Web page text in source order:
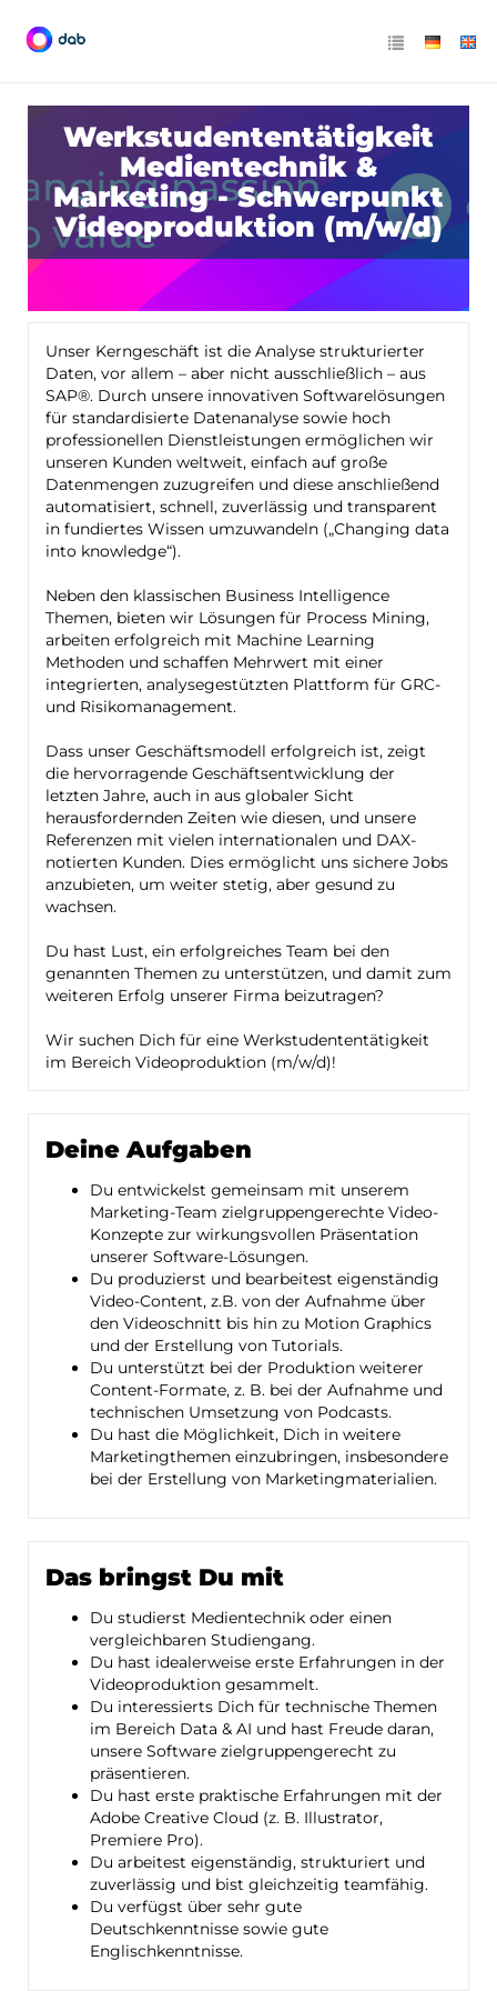
Werkstudententätigkeit
Medientechnik &
Marketing - Schwerpunkt
Videoproduktion (m/w/d)
Unser Kerngeschäft ist die Analyse strukturierter
Daten, vor allem – aber nicht ausschließlich – aus
SAP®. Durch unsere innovativen Softwarelösungen
für standardisierte Datenanalyse sowie hoch
professionellen Dienstleistungen ermöglichen wir
unseren Kunden weltweit, einfach auf große
Datenmengen zuzugreifen und diese anschließend
automatisiert, schnell, zuverlässig und transparent
in fundiertes Wissen umzuwandeln („Changing data
into knowledge“).
Neben den klassischen Business Intelligence
Themen, bieten wir Lösungen für Process Mining,
arbeiten erfolgreich mit Machine Learning
Methoden und schaffen Mehrwert mit einer
integrierten, analysegestützten Plattform für GRC-
und Risikomanagement.
Dass unser Geschäftsmodell erfolgreich ist, zeigt
die hervorragende Geschäftsentwicklung der
letzten Jahre, auch in aus globaler Sicht
herausfordernden Zeiten wie diesen, und unsere
Referenzen mit vielen internationalen und DAX-
notierten Kunden. Dies ermöglicht uns sichere Jobs
anzubieten, um weiter stetig, aber gesund zu
wachsen.
Du hast Lust, ein erfolgreiches Team bei den
genannten Themen zu unterstützen, und damit zum
weiteren Erfolg unserer Firma beizutragen?
Wir suchen Dich für eine Werkstudententätigkeit
im Bereich Videoproduktion (m/w/d)!
Deine Aufgaben
Du entwickelst gemeinsam mit unserem
Marketing-Team zielgruppengerechte Video-
Konzepte zur wirkungsvollen Präsentation
unserer Software-Lösungen.
Du produzierst und bearbeitest eigenständig
Video-Content, z.B. von der Aufnahme über
den Videoschnitt bis hin zu Motion Graphics
und der Erstellung von Tutorials.
Du unterstützt bei der Produktion weiterer
Content-Formate, z. B. bei der Aufnahme und
technischen Umsetzung von Podcasts.
Du hast die Möglichkeit, Dich in weitere
Marketingthemen einzubringen, insbesondere
bei der Erstellung von Marketingmaterialien.
Das bringst Du mit
Du studierst Medientechnik oder einen
vergleichbaren Studiengang.
Du hast idealerweise erste Erfahrungen in der
Videoproduktion gesammelt.
Du interessierts Dich für technische Themen
im Bereich Data & AI und hast Freude daran,
unsere Software zielgruppengerecht zu
präsentieren.
Du hast erste praktische Erfahrungen mit der
Adobe Creative Cloud (z. B. Illustrator,
Premiere Pro).
Du arbeitest eigenständig, strukturiert und
zuverlässig und bist gleichzeitig teamfähig.
Du verfügst über sehr gute
Deutschkenntnisse sowie gute
Englischkenntnisse.